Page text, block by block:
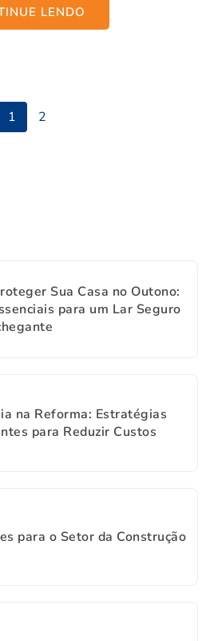
LENDO
1 2
Sua Casa no Outono:
para um Lar Seguro
na Reforma: Estratégias
para Reduzir Custos
para o Setor da Construção